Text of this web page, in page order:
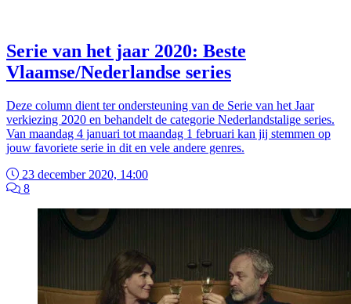
Serie van het jaar 2020: Beste
Vlaamse/Nederlandse series
Deze column dient ter ondersteuning van de Serie van het Jaar
verkiezing 2020 en behandelt de categorie Nederlandstalige series.
Van maandag 4 januari tot maandag 1 februari kan jij stemmen op
jouw favoriete serie in dit en vele andere genres.
23 december 2020, 14:00
8